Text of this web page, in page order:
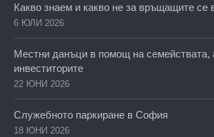
Какво знаем и какво не за връщащите се
6 ЮЛИ 2026
Местни данъци в помощ на семействата,
инвеститорите
22 ЮНИ 2026
Служебното паркиране в София
18 ЮНИ 2026